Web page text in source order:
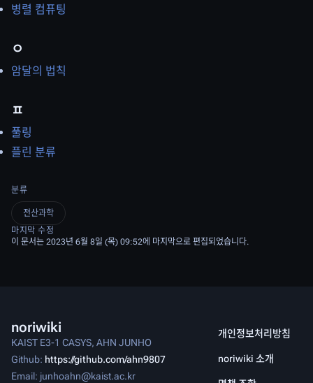
병렬 컴퓨팅
ㅇ
암달의 법칙
ㅍ
풀링
플린 분류
분류
전산과학
마지막 수정
이 문서는 2023년 6월 8일 (목) 09:52에 마지막으로 편집되었습니다.
noriwiki
KAIST E3-1 CASYS, AHN JUNHO
Github: https://github.com/ahn9807
Email: junhoahn@kaist.ac.kr
개인정보처리방침
noriwiki 소개